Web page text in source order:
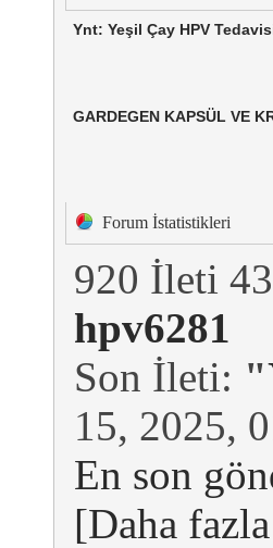
Ynt: Yeşil Çay HPV
GARDEGEN KAPSÜL VE
Forum İstatistikleri
920 İleti
hpv6281
Son İleti: "
15, 2025,
En son
[Daha